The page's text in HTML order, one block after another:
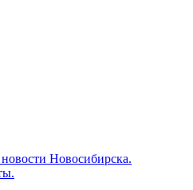
Новосибирска.